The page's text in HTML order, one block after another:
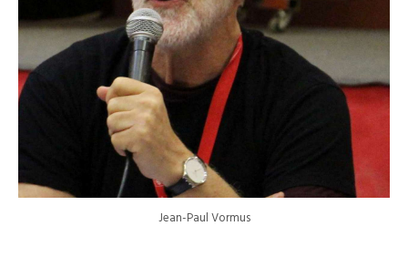
Jean-Paul Vormus